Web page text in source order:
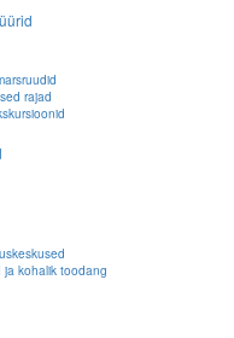
rajad
ja kohalik toodang